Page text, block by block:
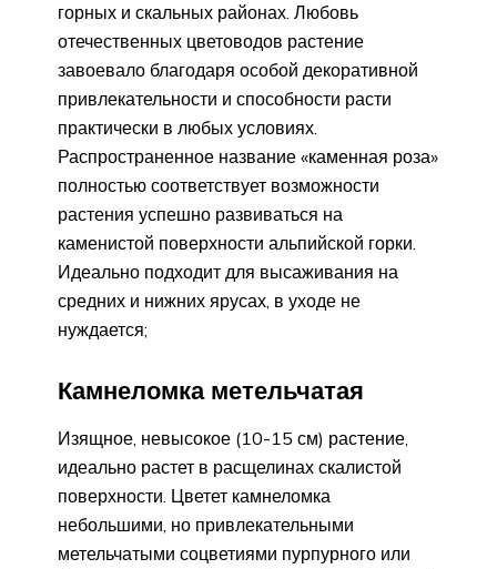
горных и скальных районах. Любовь
отечественных цветоводов растение
завоевало благодаря особой декоративной
привлекательности и способности расти
практически в любых условиях.
Распространенное название «каменная роза»
полностью соответствует возможности
растения успешно развиваться на
каменистой поверхности альпийской горки.
Идеально подходит для высаживания на
средних и нижних ярусах, в уходе не
нуждается;
Камнеломка метельчатая
Изящное, невысокое (10-15 см) растение,
идеально растет в расщелинах скалистой
поверхности. Цветет камнеломка
небольшими, но привлекательными
метельчатыми соцветиями пурпурного или